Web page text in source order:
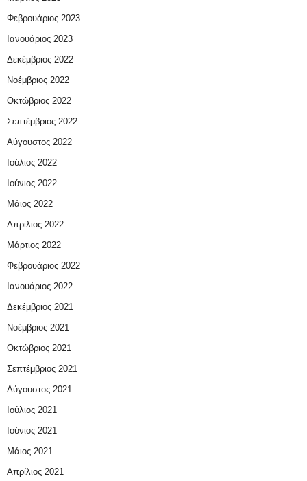
Φεβρουάριος 2023
Ιανουάριος 2023
Δεκέμβριος 2022
Νοέμβριος 2022
Οκτώβριος 2022
Σεπτέμβριος 2022
Αύγουστος 2022
Ιούλιος 2022
Ιούνιος 2022
Μάιος 2022
Απρίλιος 2022
Μάρτιος 2022
Φεβρουάριος 2022
Ιανουάριος 2022
Δεκέμβριος 2021
Νοέμβριος 2021
Οκτώβριος 2021
Σεπτέμβριος 2021
Αύγουστος 2021
Ιούλιος 2021
Ιούνιος 2021
Μάιος 2021
Απρίλιος 2021